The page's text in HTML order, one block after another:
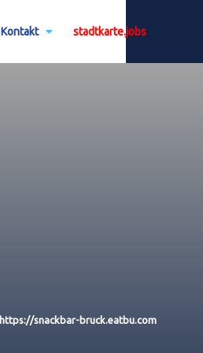
Kontakt stadtkarte.jobs
https://snackbar-bruck.eatbu.com